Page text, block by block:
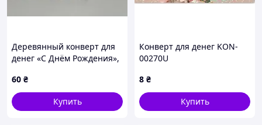
Деревянный конверт для
денег «С Днём Рождения»,
60 ₴
Купить
Конверт для денег KON-
00270U
8 ₴
Купить